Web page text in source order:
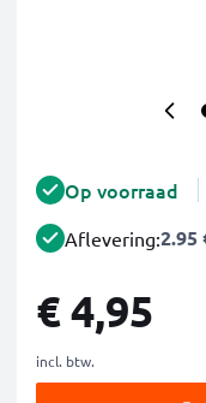
Op voorraad
Aflevering:2.95
€ 4,95
incl. btw.